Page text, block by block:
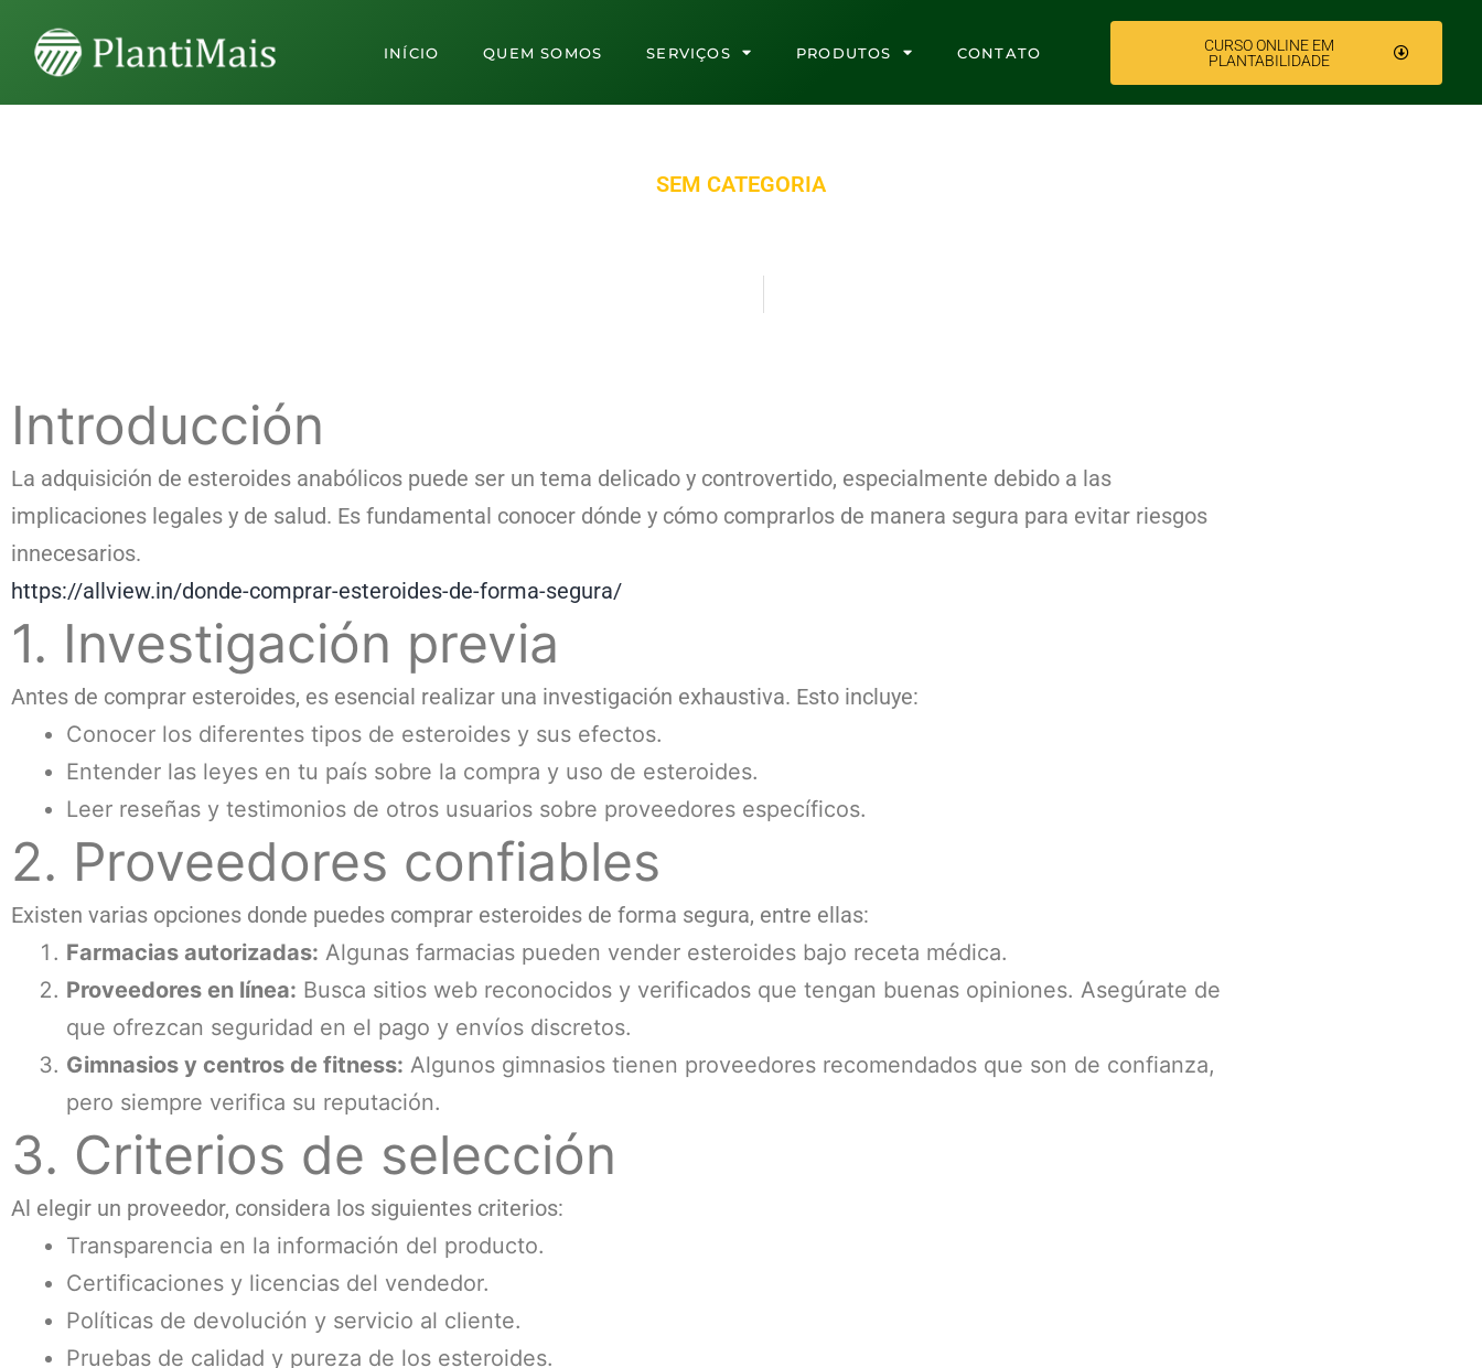
INÍCIO QUEM SOMOS SERVIÇOS PRODUTOS CONTATO
CURSO ONLINE EM
PLANTABILIDADE
SEM CATEGORIA
Introducción
La adquisición de esteroides anabólicos puede ser un tema delicado y controvertido, especialmente debido a las
implicaciones legales y de salud. Es fundamental conocer dónde y cómo comprarlos de manera segura para evitar riesgos
innecesarios.
https://allview.in/donde-comprar-esteroides-de-forma-segura/
1. Investigación previa
Antes de comprar esteroides, es esencial realizar una investigación exhaustiva. Esto incluye:
Conocer los diferentes tipos de esteroides y sus efectos.
Entender las leyes en tu país sobre la compra y uso de esteroides.
Leer reseñas y testimonios de otros usuarios sobre proveedores específicos.
2. Proveedores confiables
Existen varias opciones donde puedes comprar esteroides de forma segura, entre ellas:
Farmacias autorizadas: Algunas farmacias pueden vender esteroides bajo receta médica.
Proveedores en línea: Busca sitios web reconocidos y verificados que tengan buenas opiniones. Asegúrate de
que ofrezcan seguridad en el pago y envíos discretos.
Gimnasios y centros de fitness: Algunos gimnasios tienen proveedores recomendados que son de confianza,
pero siempre verifica su reputación.
3. Criterios de selección
Al elegir un proveedor, considera los siguientes criterios:
Transparencia en la información del producto.
Certificaciones y licencias del vendedor.
Políticas de devolución y servicio al cliente.
Pruebas de calidad y pureza de los esteroides.